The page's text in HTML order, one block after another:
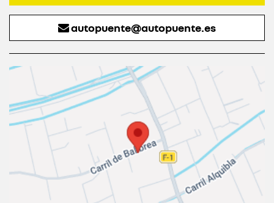
autopuente@autopuente.es